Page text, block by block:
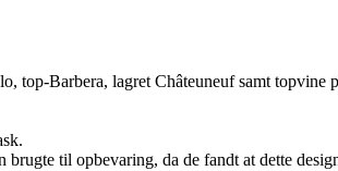
Barbera, lagret Châteuneuf samt topvine
til opbevaring, da de fandt at dette